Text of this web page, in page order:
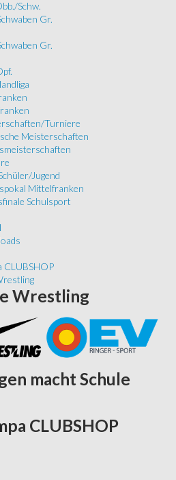
Schw.
Gr.
Gr.
Turniere
Meisterschaften
Jugend
Mittelfranken
Schulsport
CLUBSHOP
Wrestling
macht Schule
CLUBSHOP